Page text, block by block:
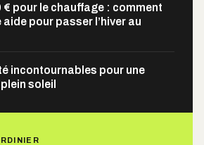
€ pour le chauffage : comment
pour passer l’hiver au
incontournables pour une
soleil